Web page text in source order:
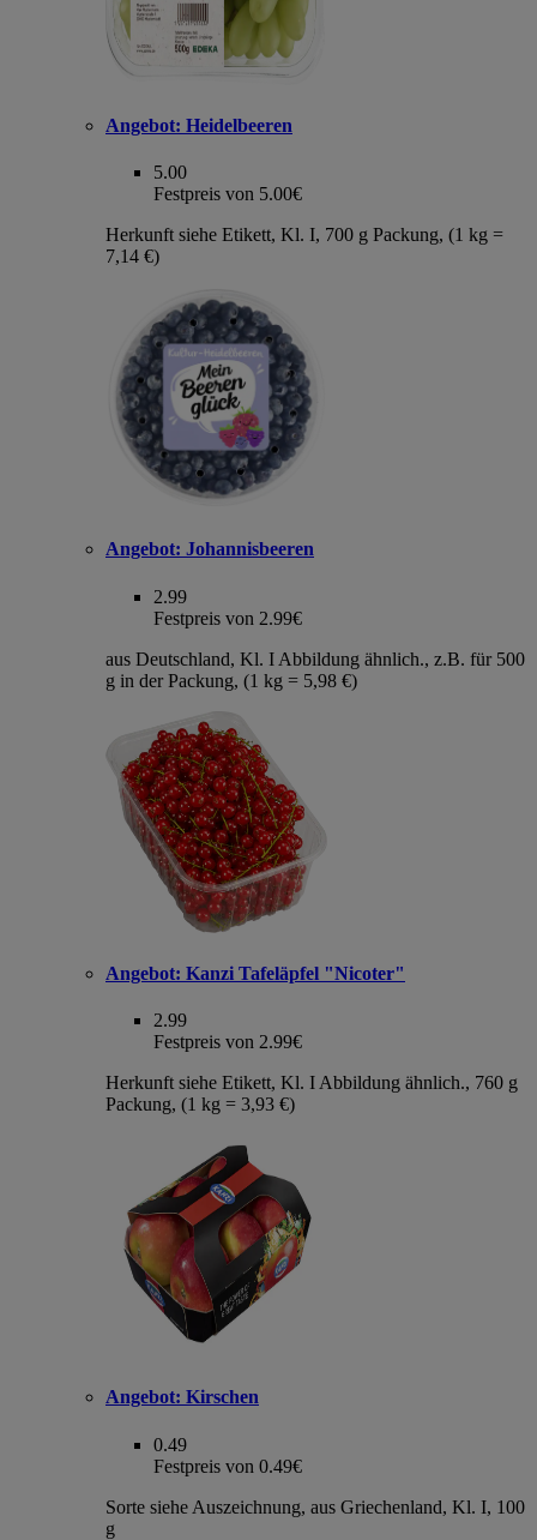
Angebot: Heidelbeeren
5.00
Festpreis von 5.00€
Herkunft siehe Etikett, Kl. I, 700 g Packung, (1 kg =
7,14 €)
Angebot: Johannisbeeren
2.99
Festpreis von 2.99€
aus Deutschland, Kl. I Abbildung ähnlich., z.B. für 500
g in der Packung, (1 kg = 5,98 €)
Angebot: Kanzi Tafeläpfel "Nicoter"
2.99
Festpreis von 2.99€
Herkunft siehe Etikett, Kl. I Abbildung ähnlich., 760 g
Packung, (1 kg = 3,93 €)
Angebot: Kirschen
0.49
Festpreis von 0.49€
Sorte siehe Auszeichnung, aus Griechenland, Kl. I, 100
g